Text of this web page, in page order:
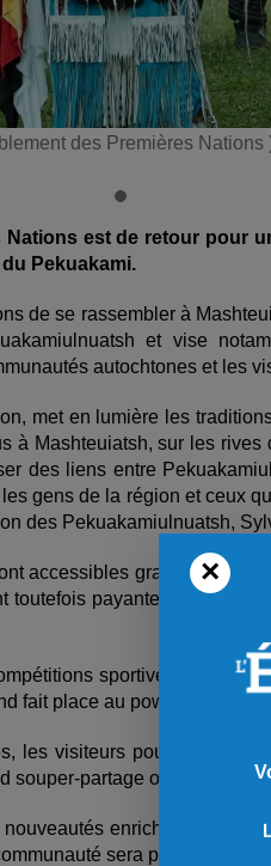
des Premières Nations
Nations est de retour pour
Pekuakami.
de se rassembler à
et vise
autochtones et les
met en lumière les
à Mashteuiatsh, sur les
des liens entre
gens de la région et ceux
des Pekuakamiulnuatsh,
accessibles gratuitement.
toutefois payantes, avec
sportives
fait place au pow-wow.
les visiteurs pourront
souper-partage organisé sur
enrichiront la
sera présenté,
×